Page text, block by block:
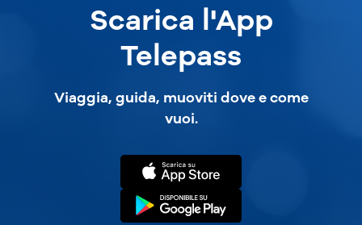
Scarica l'App
Telepass
Viaggia, guida, muoviti dove e come
vuoi.